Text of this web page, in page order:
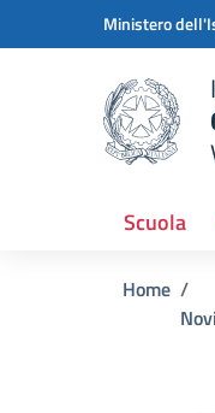
Vai ai contenuti
Vai al menu di navigazione
Ministero
scuola
Scuola
Home